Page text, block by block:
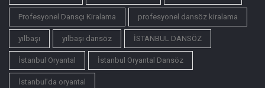
Profesyonel Dansçı Kiralama profesyonel dansöz kiralama
yılbaşı yılbaşı dansöz İSTANBUL DANSÖZ
İstanbul Oryantal İstanbul Oryantal Dansöz
İstanbul’da oryantal